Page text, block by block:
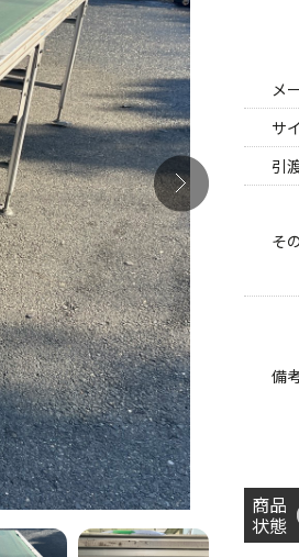
メ
サ
引
そ
備
商品
状態